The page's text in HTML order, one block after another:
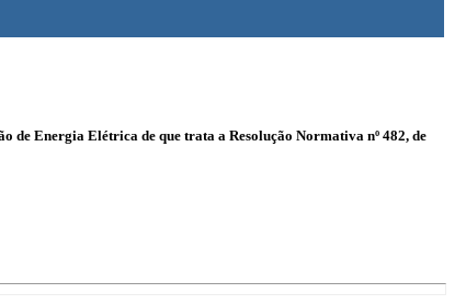
de Energia Elétrica de que trata a Resolução Normativa nº 482, de